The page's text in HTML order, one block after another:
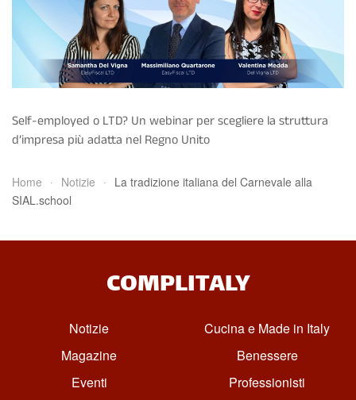
Self-employed o LTD? Un webinar per scegliere la struttura
d’impresa più adatta nel Regno Unito
Home Notizie
La tradizione italiana del Carnevale alla
SIAL.school
COMPLITALY
Notizie
Magazine
Eventi
Cucina e Made in Italy
Benessere
Professionisti